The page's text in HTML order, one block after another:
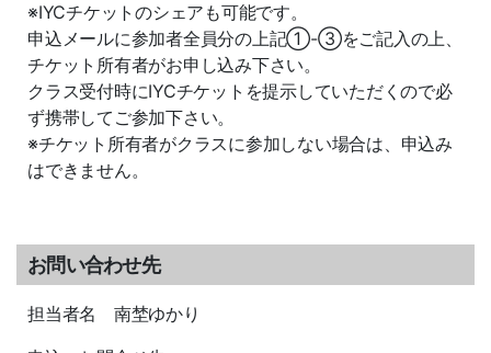
※IYCチケットのシェアも可能です。
申込メールに参加者全員分の上記①-③をご記入の上、
チケット所有者がお申し込み下さい。
クラス受付時にIYCチケットを提示していただくので必
ず携帯してご参加下さい。
※チケット所有者がクラスに参加しない場合は、申込み
はできません。
お問い合わせ先
担当者名 南埜ゆかり